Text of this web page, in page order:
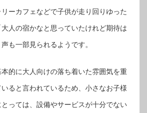
ーカフェなどで子供が走り回りゆった
人の宿かなと思っていたけれど期待は
も一部見られるようです。
的に大人向けの落ち着いた雰囲気を重
ると言われているため、小さなお子様
っては、設備やサービスが十分でない